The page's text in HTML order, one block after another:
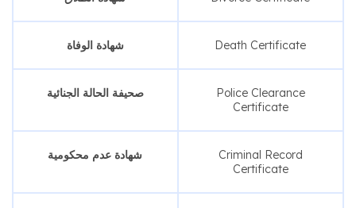
شهادة الوفاة Death Certificate
صحيفة الحالة الجنائية
Police Clearance
Certificate
شهادة عدم محكومية
Criminal Record
Certificate